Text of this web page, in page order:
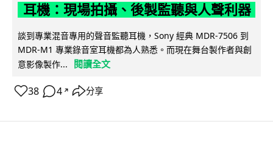
耳機：現場拍攝、後製監聽與人聲利器
談到專業混音專用的聲音監聽耳機，Sony 經典 MDR-7506 到
MDR-M1 專業錄音室耳機都為人熟悉。而現在舞台製作者與創
意影像製作...
閱讀全文
38 4 ↗ 分享